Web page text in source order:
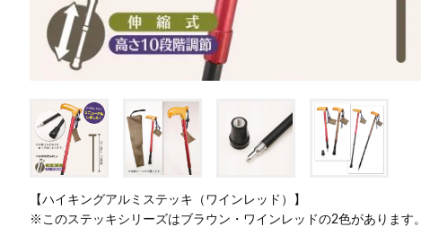
【ハイキングアルミステッキ（ワインレッド）】
※このステッキシリーズはブラウン・ワインレッドの2色があります。